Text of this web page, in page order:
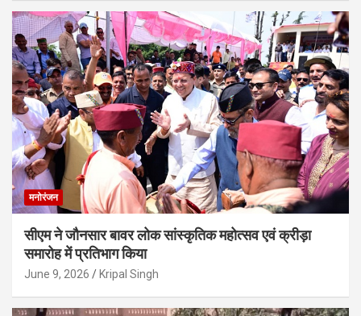
मनोरंजन
सीएम ने जौनसार बावर लोक सांस्कृतिक महोत्सव एवं क्रीड़ा
समारोह में प्रतिभाग किया
June 9, 2026 Kripal Singh